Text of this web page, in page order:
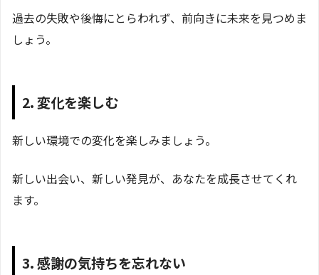
過去の失敗や後悔にとらわれず、前向きに未来を見つめま
しょう。
2. 変化を楽しむ
新しい環境での変化を楽しみましょう。
新しい出会い、新しい発見が、あなたを成長させてくれ
ます。
3. 感謝の気持ちを忘れない